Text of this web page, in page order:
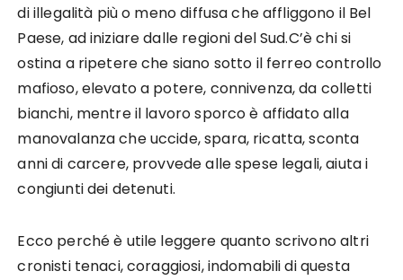
di illegalità più o meno diffusa che affliggono il Bel
Paese, ad iniziare dalle regioni del Sud.C’è chi si
ostina a ripetere che siano sotto il ferreo controllo
mafioso, elevato a potere, connivenza, da colletti
bianchi, mentre il lavoro sporco è affidato alla
manovalanza che uccide, spara, ricatta, sconta
anni di carcere, provvede alle spese legali, aiuta i
congiunti dei detenuti.
Ecco perché è utile leggere quanto scrivono altri
cronisti tenaci, coraggiosi, indomabili di questa